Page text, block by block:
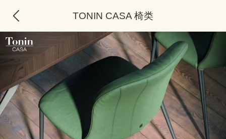
TONIN CASA 椅类